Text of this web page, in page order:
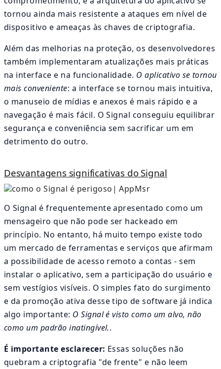
tornou ainda mais resistente a ataques em nível de
dispositivo e ameaças às chaves de criptografia.
Além das melhorias na proteção, os desenvolvedores
também implementaram atualizações mais práticas
na interface e na funcionalidade. O aplicativo se tornou
mais conveniente: a interface se tornou mais intuitiva,
o manuseio de mídias e anexos é mais rápido e a
navegação é mais fácil. O Signal conseguiu equilibrar
segurança e conveniência sem sacrificar um em
detrimento do outro.
Desvantagens significativas do Signal
O Signal é frequentemente apresentado como um
mensageiro que não pode ser hackeado em
princípio. No entanto, há muito tempo existe todo
um mercado de ferramentas e serviços que afirmam
a possibilidade de acesso remoto a contas - sem
instalar o aplicativo, sem a participação do usuário e
sem vestígios visíveis. O simples fato do surgimento
e da promoção ativa desse tipo de software já indica
algo importante: O Signal é visto como um alvo, não
como um padrão inatingível..
É importante esclarecer: Essas soluções não
quebram a criptografia "de frente" e não leem